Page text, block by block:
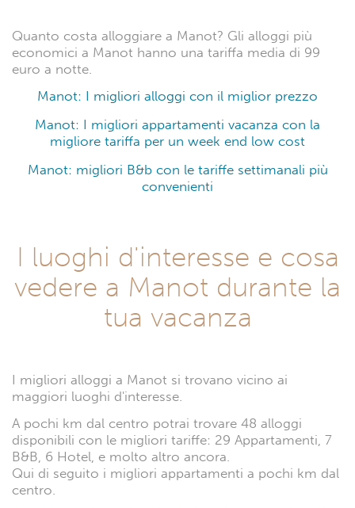
Quanto costa alloggiare a Manot? Gli alloggi più
economici a Manot hanno una tariffa media di 99
euro a notte.
Manot: I migliori alloggi con il miglior prezzo
Manot: I migliori appartamenti vacanza con la
migliore tariffa per un week end low cost
Manot: migliori B&b con le tariffe settimanali più
convenienti
I luoghi d'interesse e cosa
vedere a Manot durante la
tua vacanza
I migliori alloggi a Manot si trovano vicino ai
maggiori luoghi d'interesse.
A pochi km dal centro potrai trovare 48 alloggi
disponibili con le migliori tariffe: 29 Appartamenti, 7
B&B, 6 Hotel, e molto altro ancora.
Qui di seguito i migliori appartamenti a pochi km dal
centro.